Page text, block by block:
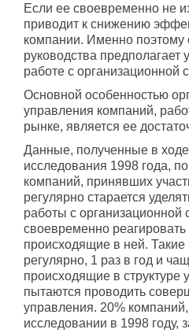
Если ее своевременно не
приводит к снижению
компании. Именно поэтому
руководства
работе с организационной
Основной особенностью
управления компаний,
рынке, является ее
Данные, полученные в
исследования 1998 года,
компаний, принявших
регулярно старается
работы с организационной
своевременно
происходящие в ней. Такие
регулярно, 1 раз в год и
происходящие в структуре
пытаются проводить
управления. 20%
исследовании в 1998 году,